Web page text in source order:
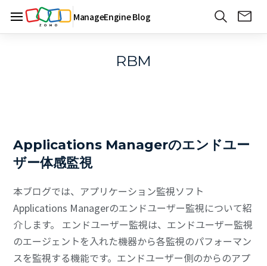
ManageEngine Blog
RBM
Applications Managerのエンドユー
ザー体感監視
本ブログでは、アプリケーション監視ソフト
Applications Managerのエンドユーザー監視について紹
介します。 エンドユーザー監視は、エンドユーザー監視
のエージェントを入れた機器から各監視のパフォーマン
スを監視する機能です。エンドユーザー側のからのアプ